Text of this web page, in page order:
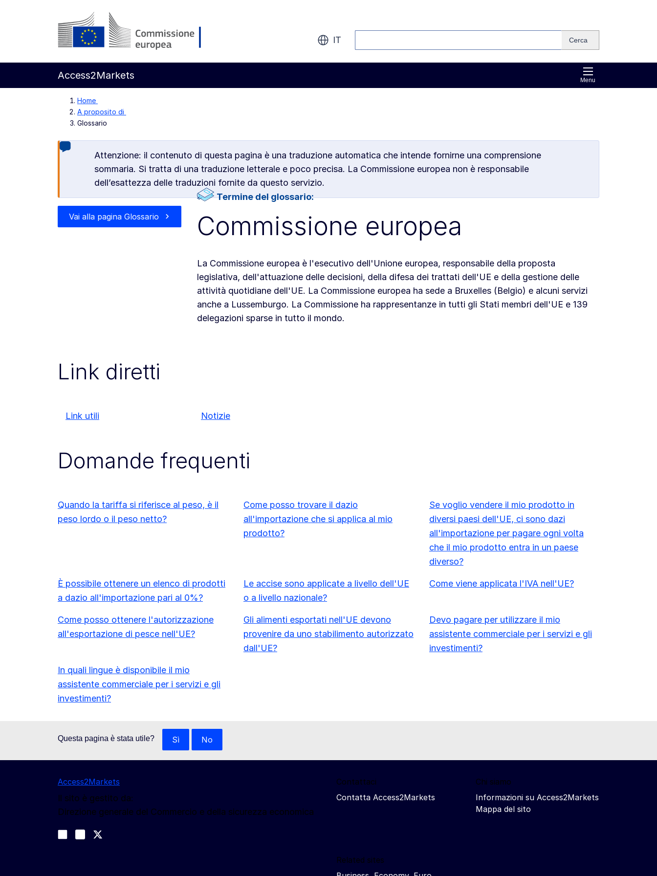
Vai al contenuto principale
IT Cerca
Menu
Access2Markets
Home
A proposito di
Glossario
Attenzione: il contenuto di questa pagina è una traduzione automatica che intende fornirne una comprensione
sommaria. Si tratta di una traduzione letterale e poco precisa. La Commissione europea non è responsabile
dell’esattezza delle traduzioni fornite da questo servizio.
Vai alla pagina Glossario
Termine del glossario:
Commissione europea
La Commissione europea è l'esecutivo dell'Unione europea, responsabile della proposta
legislativa, dell'attuazione delle decisioni, della difesa dei trattati dell'UE e della gestione delle
attività quotidiane dell'UE. La Commissione europea ha sede a Bruxelles (Belgio) e alcuni servizi
anche a Lussemburgo. La Commissione ha rappresentanze in tutti gli Stati membri dell'UE e 139
delegazioni sparse in tutto il mondo.
Link diretti
Link utili Notizie
Domande frequenti
Quando la tariffa si riferisce al peso, è il
peso lordo o il peso netto?
Come posso trovare il dazio
all'importazione che si applica al mio
prodotto?
Se voglio vendere il mio prodotto in
diversi paesi dell'UE, ci sono dazi
all'importazione per pagare ogni volta
che il mio prodotto entra in un paese
diverso?
È possibile ottenere un elenco di prodotti
a dazio all'importazione pari al 0%?
Le accise sono applicate a livello dell'UE
o a livello nazionale?
Come viene applicata l'IVA nell'UE?
Come posso ottenere l'autorizzazione
all'esportazione di pesce nell'UE?
Gli alimenti esportati nell'UE devono
provenire da uno stabilimento autorizzato
dall'UE?
Devo pagare per utilizzare il mio
assistente commerciale per i servizi e gli
investimenti?
In quali lingue è disponibile il mio
assistente commerciale per i servizi e gli
investimenti?
Questa pagina è stata utile? Sì No
Access2Markets
Il sito è gestito da:
Direzione generale del Commercio e della sicurezza economica
Join us on LinkedIn
Trade-Off podcast
Contattaci
Contatta Access2Markets
Chi siamo
Informazioni su Access2Markets
Mappa del sito
Related sites